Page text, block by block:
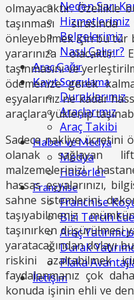
Neden Sarı
Hizmetlerimiz
Belgelerimiz
Nasıl Çalışır?
Araç Çağır
Kayıt Sorgulama
Duraklarımız
Araçlarımız
Araç Takibi
Haber ve Medya
Medya
Haberler
Franchise
Franchise
Bizi Tercih
Araç
Durak
Plaka
İletişim
olmayacaktır. Özellikle
taşınması
önleyebilmek için bu tür
yararınıza olacaktır.
taşınmasını ve
ödemenize gerek
eşyalarınız ne kadar
araçlara yüklenip
Sadece nakliye ücretini
olanak sağlayan
malzemelerinizi,
hassas eşyalarınızı,
sahne sistemlerini,
taşıyabilmeniz
taşınırken düşürülmesi
yaratacağından dolayı
riskini azaltabilmek
faydalanmanız çok
konuda işinin ehli ve